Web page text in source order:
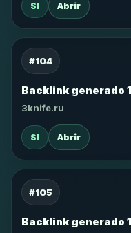
SI Abrir
#104
Backlink generado
3knife.ru
SI Abrir
#105
Backlink generado